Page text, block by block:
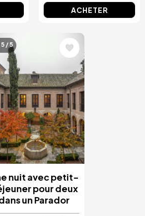
ACHETER
5 / 5
nuit avec petit-
pour deux
un Parador